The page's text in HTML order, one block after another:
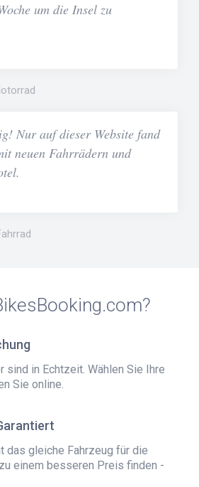
um die Insel zu
Nur auf dieser Website fand
neuen Fahrrädern und
sind in Echtzeit. Wählen Sie Ihre
Sie online.
das gleiche Fahrzeug für die
einem besseren Preis finden -